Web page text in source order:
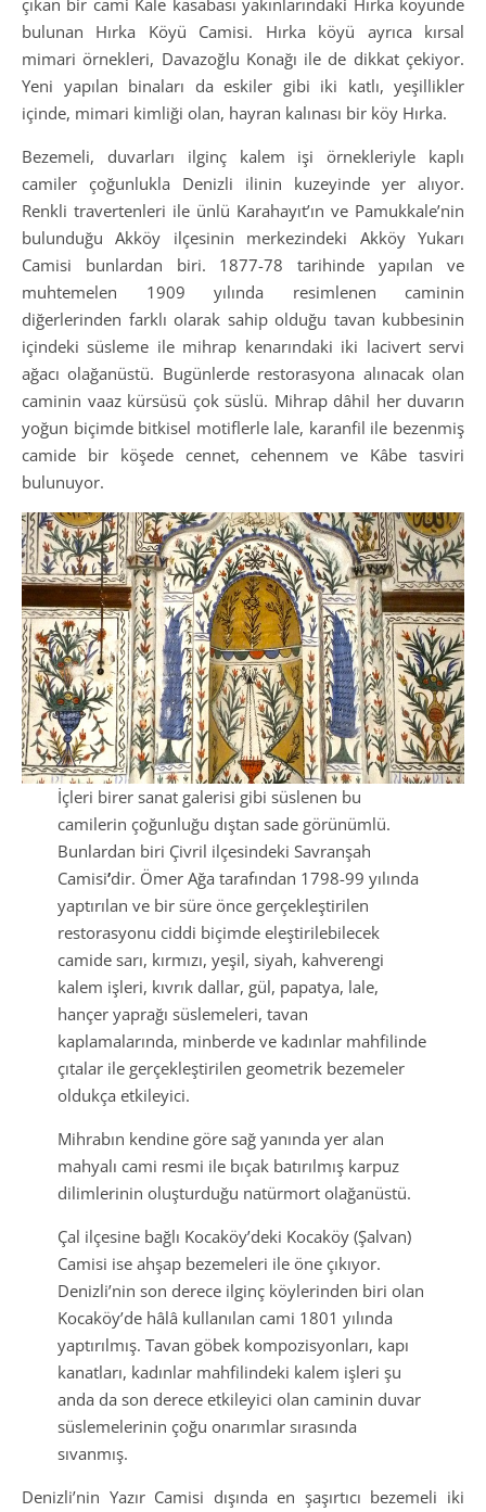
çıkan bir cami Kale kasabası yakınlarındaki Hırka köyünde
bulunan Hırka Köyü Camisi. Hırka köyü ayrıca kırsal
mimari örnekleri, Davazoğlu Konağı ile de dikkat çekiyor.
Yeni yapılan binaları da eskiler gibi iki katlı, yeşillikler
içinde, mimari kimliği olan, hayran kalınası bir köy Hırka.
Bezemeli, duvarları ilginç kalem işi örnekleriyle kaplı
camiler çoğunlukla Denizli ilinin kuzeyinde yer alıyor.
Renkli travertenleri ile ünlü Karahayıt’ın ve Pamukkale’nin
bulunduğu Akköy ilçesinin merkezindeki Akköy Yukarı
Camisi bunlardan biri. 1877-78 tarihinde yapılan ve
muhtemelen 1909 yılında resimlenen caminin
diğerlerinden farklı olarak sahip olduğu tavan kubbesinin
içindeki süsleme ile mihrap kenarındaki iki lacivert servi
ağacı olağanüstü. Bugünlerde restorasyona alınacak olan
caminin vaaz kürsüsü çok süslü. Mihrap dâhil her duvarın
yoğun biçimde bitkisel motiflerle lale, karanfil ile bezenmiş
camide bir köşede cennet, cehennem ve Kâbe tasviri
bulunuyor.
İçleri birer sanat galerisi gibi süslenen bu
camilerin çoğunluğu dıştan sade görünümlü.
Bunlardan biri Çivril ilçesindeki Savranşah
Camisi’dir. Ömer Ağa tarafından 1798-99 yılında
yaptırılan ve bir süre önce gerçekleştirilen
restorasyonu ciddi biçimde eleştirilebilecek
camide sarı, kırmızı, yeşil, siyah, kahverengi
kalem işleri, kıvrık dallar, gül, papatya, lale,
hançer yaprağı süslemeleri, tavan
kaplamalarında, minberde ve kadınlar mahfilinde
çıtalar ile gerçekleştirilen geometrik bezemeler
oldukça etkileyici.
Mihrabın kendine göre sağ yanında yer alan
mahyalı cami resmi ile bıçak batırılmış karpuz
dilimlerinin oluşturduğu natürmort olağanüstü.
Çal ilçesine bağlı Kocaköy’deki Kocaköy (Şalvan)
Camisi ise ahşap bezemeleri ile öne çıkıyor.
Denizli’nin son derece ilginç köylerinden biri olan
Kocaköy’de hâlâ kullanılan cami 1801 yılında
yaptırılmış. Tavan göbek kompozisyonları, kapı
kanatları, kadınlar mahfilindeki kalem işleri şu
anda da son derece etkileyici olan caminin duvar
süslemelerinin çoğu onarımlar sırasında
sıvanmış.
Denizli’nin Yazır Camisi dışında en şaşırtıcı bezemeli iki